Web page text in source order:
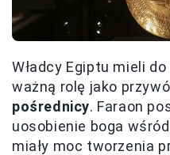
Władcy Egiptu mieli
ważną rolę jako
pośrednicy. Faraon
uosobienie boga
miały moc tworzenia